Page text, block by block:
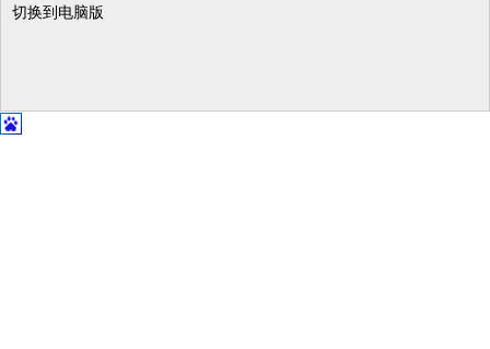
切换到电脑版